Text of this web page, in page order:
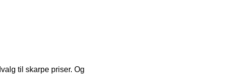
til skarpe priser. Og